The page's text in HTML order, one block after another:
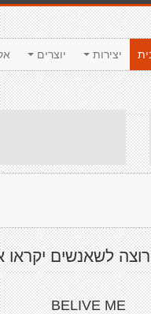
יוצרים יצירות
לשאנשים
BELIVE ME